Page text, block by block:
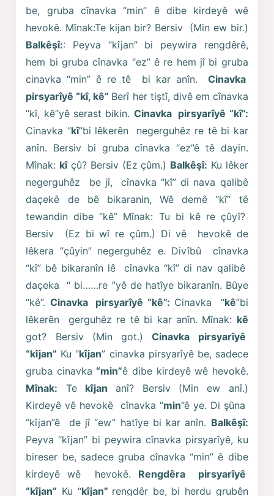
be, gruba cînavka “min” ê dibe kirdeyê wê
hevokê. Mînak:Te kijan bir? Bersiv (Min ew bir.)
Balkêşî:: Peyva “kîjan” bi peywira rengdêrê,
hem bi gruba cînavka “ez” ê re hem jî bi gruba
cinavka “min” ê re tê bi kar anîn.
Cinavka
pirsyarîyê “kî, kê” Berî her tiştî, divê em cînavka
“kî, kê”yê serast bikin. Cinavka pirsyarîyê “kî”:
Cinavka “kî”bi lêkerên negerguhêz re tê bi kar
anîn. Bersiv bi gruba cînavka “ez”ê tê dayin.
Mînak: kîçû? Bersiv (Ez çûm.) Balkêşî: Ku lêker
negerguhêz be jî, cînavka “kî” di nava qalibê
daçekê de bê bikaranin, Wê demê “kî” tê
tewandin dibe “kê” Mînak: Tu bi kê re çûyî?
Bersiv (Ez bi wî re çûm.) Di vê hevokê de
lêkera “çûyin” negerguhêz e. Divîbû cînavka
“kî” bê bikaranîn lê cînavka “kî” di nav qalibê
daçeka “ bi……re ”yê de hatîye bikaranîn. Bûye
“kê”. Cinavka pirsyarîyê “kê”: Cinavka “kê”bi
lêkerên gerguhêz re tê bi kar anîn. Mînak: kê
got? Bersiv (Min got.)Cinavka pirsyarîyê
“kîjan” Ku “kîjan” cinavka pirsyarîyê be, sadece
gruba cinavka“min”ê dibe kirdeyê wê hevokê.
Mînak: Te kîjan anî? Bersiv (Min ew anî.)
Kirdeyê vê hevokê cînavka “min”ê ye. Di şûna
“kîjan”ê de jî “ew” hatîye bi kar anîn. Balkêşî:
Peyva “kîjan” bi peywira cînavka pirsyarîyê, ku
bireser be, sadece gruba cînavka “min” ê dibe
kirdeyê wê hevokê. Rengdêra pirsyarîyê
“kîjan” Ku “kîjan” rengdêr be, bi herdu grubên